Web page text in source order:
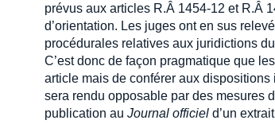
prévus aux articles R.Â 1454-12 et R.Â
d’orientation. Les juges ont en sus
procédurales relatives aux juridictions
C’est donc de façon pragmatique que
article mais de conférer aux
sera rendu opposable par des mesures
publication au Journal officiel d’un